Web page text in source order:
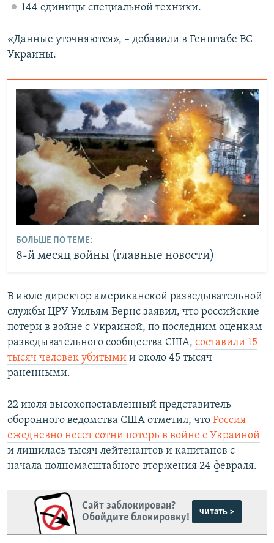
144 единицы специальной техники.
«Данные уточняются», – добавили в Генштабе ВС
Украины.
БОЛЬШЕ ПО ТЕМЕ:
8-й месяц войны (главные новости)
В июле директор американской разведывательной
службы ЦРУ Уильям Бернс заявил, что российские
потери в войне с Украиной, по последним оценкам
разведывательного сообщества США, составили 15
тысяч человек убитыми и около 45 тысяч
раненными.
22 июля высокопоставленный представитель
оборонного ведомства США отметил, что Россия
ежедневно несет сотни потерь в войне с Украиной
и лишилась тысяч лейтенантов и капитанов с
начала полномасштабного вторжения 24 февраля.
Сайт заблокирован?
Обойдите блокировку!
читать >